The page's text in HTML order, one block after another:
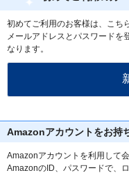
初めてご利用のお客様は、こち
メールアドレスとパスワードを
なります。
Amazonアカウントをお持
Amazonアカウントを利用して
AmazonのID、パスワードで、